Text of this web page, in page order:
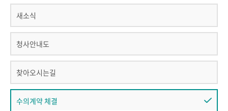
새소식
청사안내도
찾아오시는길
수의계약 체결